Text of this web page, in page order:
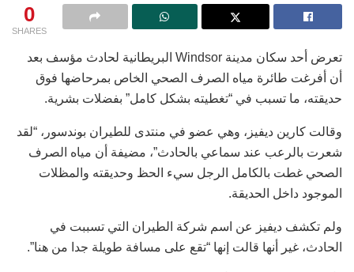
0
SHARES
تعرض أحد سكان مدينة Windsor البريطانية لحادث مؤسف بعد
أن أفرغت طائرة مياه الصرف الصحي الخاص بمرحاضها فوق
حديقته، ما تسبب في “تغطيته بشكل كامل” بفضلات بشرية.
وقالت كارين ديفيز، وهي عضو في منتدى للطيران بوندسور، “لقد
شعرت بالرعب عند سماعي بالحادث”، مضيفة أن مياه الصرف
الصحي غطت بالكامل الرجل سيء الحظ وحديقته والمظلات
الموجود داخل الحديقة.
ولم تكشف ديفيز عن اسم شركة الطيران التي تسببت في
الحادث، غير أنها قالت إنها “تقع على مسافة طويلة جدا من هنا”.